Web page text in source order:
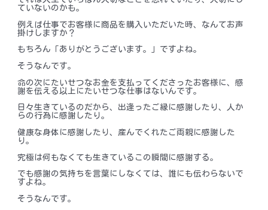
ていないのかも。
例えば仕事でお客様に商品を購入いただいた時、なんてお声
掛けしますか？
もちろん「ありがとうございます。」ですよね。
そうなんです。
命の次にたいせつなお金を支払ってくださったお客様に、感
謝を伝える以上にたいせつな仕事はないんです。
日々生きているのだから、出逢ったご縁に感謝したり、人か
らの行為に感謝したり。
健康な身体に感謝したり、産んでくれたご両親に感謝した
り。
究極は何もなくても生きているこの瞬間に感謝する。
でも感謝の気持ちを言葉にしなくては、誰にも伝わらないで
すよね。
そうなんです。